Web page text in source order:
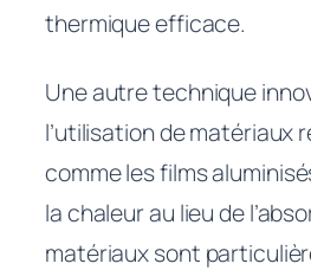
thermique efficace.
Une autre technique
l’utilisation de matériaux
comme les films
la chaleur au lieu de
matériaux sont